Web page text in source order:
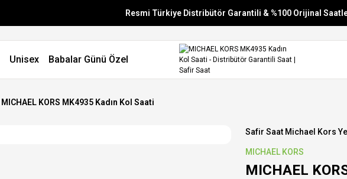
Resmi Türkiye Distribütör Garantili & %100 Orijinal
Vade Farksız 6 Taksit
Aynı Gün Stoktan Gönderim
Unisex Babalar Günü Özel
MICHAEL KORS MK4935 Kadın Kol Saati
Safir Saat Michael Kors
MICHAEL KORS
MICHAEL